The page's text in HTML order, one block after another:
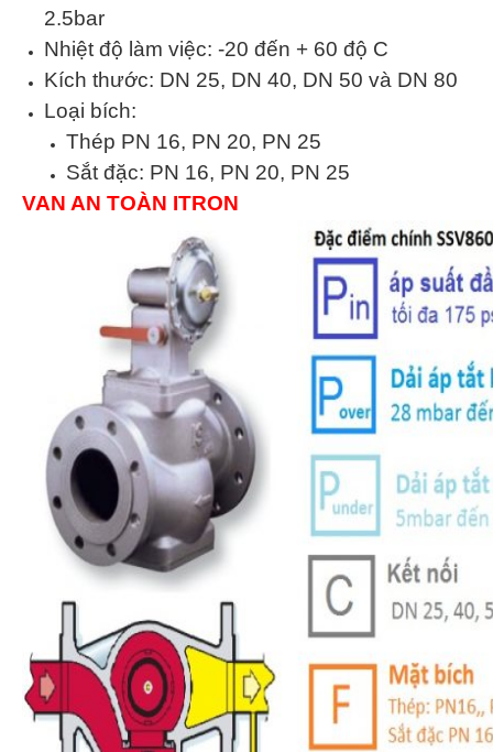
2.5bar
Nhiệt độ làm việc: -20 đến + 60 độ C
Kích thước: DN 25, DN 40, DN 50 và DN 80
Loại bích:
Thép PN 16, PN 20, PN 25
Sắt đặc: PN 16, PN 20, PN 25
VAN AN TOÀN ITRON